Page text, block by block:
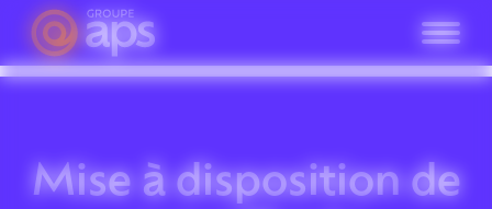
Mise à disposition de
Panneau de gestion des cookies